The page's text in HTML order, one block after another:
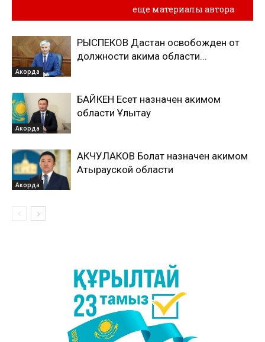
еще материалы автора
Акорда
РЫСПЕКОВ Дастан освобожден от
должности акима области...
Акорда
БАЙКЕН Есет назначен акимом
области Ұлытау
Акорда
АКЧУЛАКОВ Болат назначен акимом
Атырауской области